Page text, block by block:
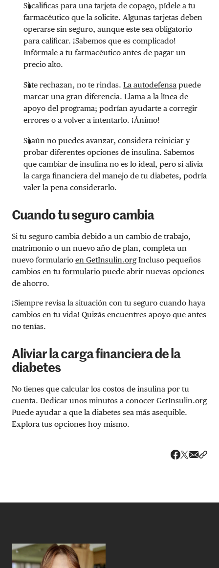
Si calificas para una tarjeta de copago, pídele a tu
farmacéutico que la solicite. Algunas tarjetas deben
operarse sin seguro, aunque este sea obligatorio
para calificar. ¡Sabemos que es complicado!
Infórmale a tu farmacéutico antes de pagar un
precio alto.
Si te rechazan, no te rindas. La autodefensa puede
marcar una gran diferencia. Llama a la línea de
apoyo del programa; podrían ayudarte a corregir
errores o a volver a intentarlo. ¡Ánimo!
Si aún no puedes avanzar, considera reiniciar y
probar diferentes opciones de insulina. Sabemos
que cambiar de insulina no es lo ideal, pero si alivia
la carga financiera del manejo de tu diabetes, podría
valer la pena considerarlo.
Cuando tu seguro cambia
Si tu seguro cambia debido a un cambio de trabajo,
matrimonio o un nuevo año de plan, completa un
nuevo formulario en GetInsulin.orgIncluso pequeños
cambios en tu formulario puede abrir nuevas opciones
de ahorro.
¡Siempre revisa la situación con tu seguro cuando haya
cambios en tu vida! Quizás encuentres apoyo que antes
no tenías.
Aliviar la carga financiera de la
diabetes
No tienes que calcular los costos de insulina por tu
cuenta. Dedicar unos minutos a conocer GetInsulin.org
Puede ayudar a que la diabetes sea más asequible.
Explora tus opciones hoy mismo.